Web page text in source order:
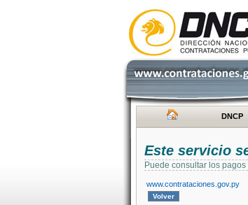
DNCP
Este servicio
Puede consultar los
www.contrataciones.gov.py